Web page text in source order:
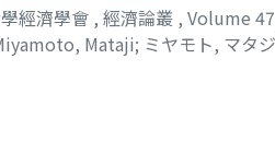
經濟學會 , 經濟論叢 , Volume 47
Mataji; ミヤモト, マタジ